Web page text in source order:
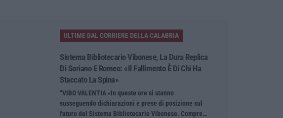
ULTIME DAL CORRIERE DELLA CALABRIA
Sistema Bibliotecario Vibonese, La Dura Replica
Di Soriano E Romeo: «Il Fallimento È Di Chi Ha
Staccato La Spina»
“VIBO VALENTIA «In queste ore si stanno
susseguendo dichiarazioni e prese di posizione sul
futuro del Sistema Bibliotecario Vibonese. Compre…